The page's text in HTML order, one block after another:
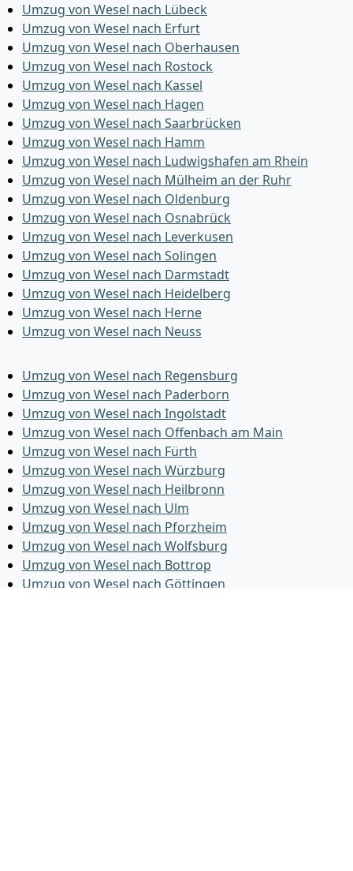
Umzug von Wesel nach Lübeck
Umzug von Wesel nach Erfurt
Umzug von Wesel nach Oberhausen
Umzug von Wesel nach Rostock
Umzug von Wesel nach Kassel
Umzug von Wesel nach Hagen
Umzug von Wesel nach Saarbrücken
Umzug von Wesel nach Hamm
Umzug von Wesel nach Ludwigshafen am Rhein
Umzug von Wesel nach Mülheim an der Ruhr
Umzug von Wesel nach Oldenburg
Umzug von Wesel nach Osnabrück
Umzug von Wesel nach Leverkusen
Umzug von Wesel nach Solingen
Umzug von Wesel nach Darmstadt
Umzug von Wesel nach Heidelberg
Umzug von Wesel nach Herne
Umzug von Wesel nach Neuss
Umzug von Wesel nach Regensburg
Umzug von Wesel nach Paderborn
Umzug von Wesel nach Ingolstadt
Umzug von Wesel nach Offenbach am Main
Umzug von Wesel nach Fürth
Umzug von Wesel nach Würzburg
Umzug von Wesel nach Heilbronn
Umzug von Wesel nach Ulm
Umzug von Wesel nach Pforzheim
Umzug von Wesel nach Wolfsburg
Umzug von Wesel nach Bottrop
Umzug von Wesel nach Göttingen